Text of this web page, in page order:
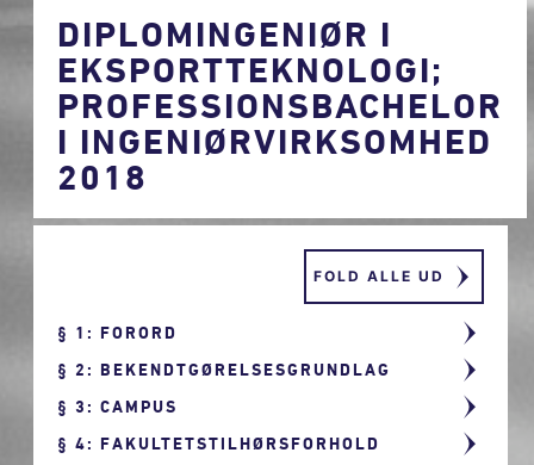
DIPLOMINGENIØR I
EKSPORTTEKNOLOGI;
PROFESSIONSBACHELOR
I INGENIØRVIRKSOMHED
2018
FOLD ALLE UD
1: FORORD
2: BEKENDTGØRELSESGRUNDLAG
3: CAMPUS
4: FAKULTETSTILHØRSFORHOLD